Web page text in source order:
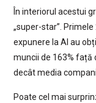
În interiorul acestui
„super-star”.
expunere la AI au
muncii de 163% față
decât media
Poate cel mai